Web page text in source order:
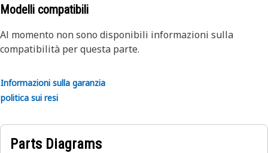
Modelli compatibili
Al momento non sono disponibili informazioni sulla
compatibilità per questa parte.
Informazioni sulla garanzia
politica sui resi
Parts Diagrams